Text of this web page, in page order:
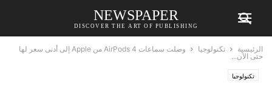
NEWSPAPER
DISCOVER THE ART OF PUBLISHING
الرئيسية تكنولوجيا
وصلت سماعات AirPods 4 من Apple إلى أدنى سعر لها
حتى الآن...
تكنولوجيا